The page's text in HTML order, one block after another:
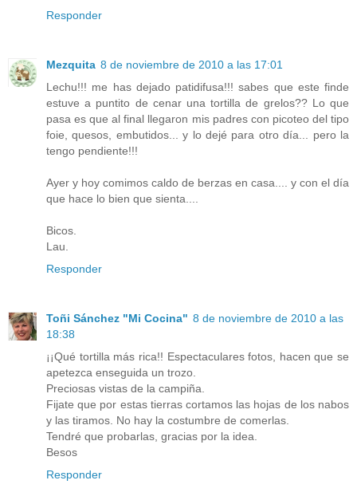
Responder
Mezquita 8 de noviembre de 2010 a las 17:01
Lechu!!! me has dejado patidifusa!!! sabes que este finde
estuve a puntito de cenar una tortilla de grelos?? Lo que
pasa es que al final llegaron mis padres con picoteo del tipo
foie, quesos, embutidos... y lo dejé para otro día... pero la
tengo pendiente!!!
Ayer y hoy comimos caldo de berzas en casa.... y con el día
que hace lo bien que sienta....
Bicos.
Lau.
Responder
Toñi Sánchez "Mi Cocina" 8 de noviembre de 2010 a las
18:38
¡¡Qué tortilla más rica!! Espectaculares fotos, hacen que se
apetezca enseguida un trozo.
Preciosas vistas de la campiña.
Fijate que por estas tierras cortamos las hojas de los nabos
y las tiramos. No hay la costumbre de comerlas.
Tendré que probarlas, gracias por la idea.
Besos
Responder